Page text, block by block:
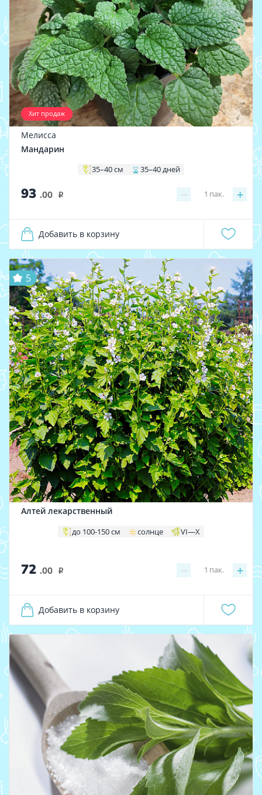
Хит продаж
Мелисса
Мандарин
35–40 см 35–40 дней
93 .00 i − +
1 пак.
Добавить в корзину
5
Алтей лекарственный
до 100-150 см солнце VI—X
72 .00 i − +
1 пак.
Добавить в корзину